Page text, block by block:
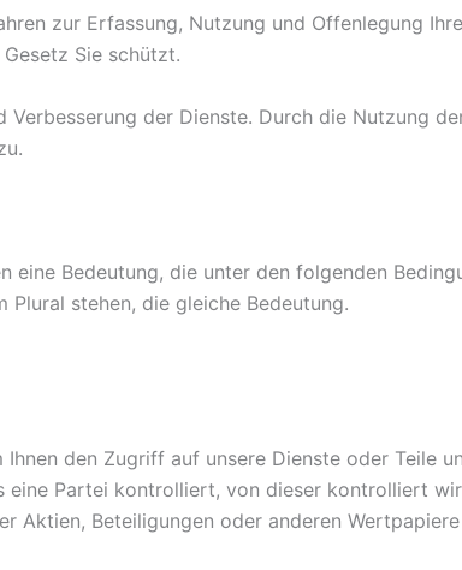
zur Erfassung, Nutzung und Offenlegung
Sie schützt.
der Dienste. Durch die Nutzung
eine Bedeutung, die unter den folgenden
stehen, die gleiche Bedeutung.
den Zugriff auf unsere Dienste oder Teile
eine Partei kontrolliert, von dieser kontrolliert
Aktien, Beteiligungen oder anderen